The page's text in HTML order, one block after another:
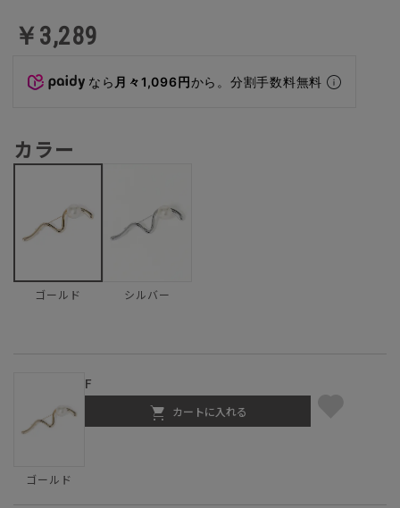
￥3,289
なら 月々1,096円から。分割手数料無料
カラー
ゴールド シルバー
ゴールド
F
カートに入れる